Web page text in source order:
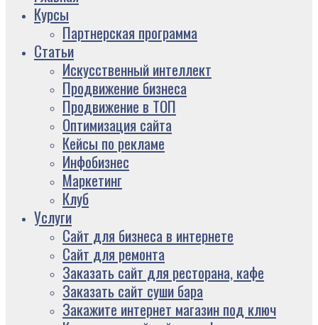
Курсы
Партнерская программа
Статьи
Искусственный интеллект
Продвижение бизнеса
Продвижение в ТОП
Оптимизация сайта
Кейсы по рекламе
Инфобизнес
Маркетинг
Клуб
Услуги
Сайт для бизнеса в интернете
Сайт для ремонта
Заказать сайт для ресторана, кафе
Заказать сайт суши бара
Закажите интернет магазин под ключ